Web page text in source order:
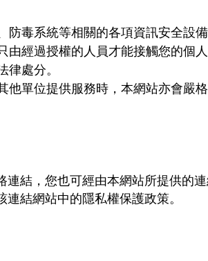
防毒系統等相關的各項資訊安全設
由經過授權的人員才能接觸您的個
律處分。
他單位提供服務時，本網站亦會嚴
連結，您也可經由本網站所提供的
結網站中的隱私權保護政策。